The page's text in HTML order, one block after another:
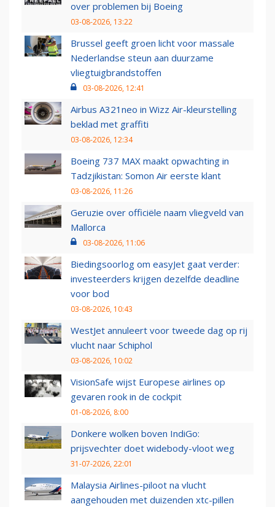
over problemen bij Boeing
03-08-2026, 13:22
Brussel geeft groen licht voor massale
Nederlandse steun aan duurzame
vliegtuigbrandstoffen
03-08-2026, 12:41
Airbus A321neo in Wizz Air-kleurstelling
beklad met graffiti
03-08-2026, 12:34
Boeing 737 MAX maakt opwachting in
Tadzjikistan: Somon Air eerste klant
03-08-2026, 11:26
Geruzie over officiële naam vliegveld van
Mallorca
03-08-2026, 11:06
Biedingsoorlog om easyJet gaat verder:
investeerders krijgen dezelfde deadline
voor bod
03-08-2026, 10:43
WestJet annuleert voor tweede dag op rij
vlucht naar Schiphol
03-08-2026, 10:02
VisionSafe wijst Europese airlines op
gevaren rook in de cockpit
01-08-2026, 8:00
Donkere wolken boven IndiGo:
prijsvechter doet widebody-vloot weg
31-07-2026, 22:01
Malaysia Airlines-piloot na vlucht
aangehouden met duizenden xtc-pillen